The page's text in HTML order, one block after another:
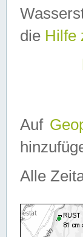
die Hilfe
Auf
Alle